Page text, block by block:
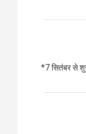
*7 सितंबर से